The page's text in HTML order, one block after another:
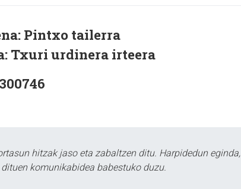
Pintxo tailerra
Txuri urdinera irteera
hitzak jaso eta zabaltzen ditu. Harpidedun eginda,
komunikabidea babestuko duzu.